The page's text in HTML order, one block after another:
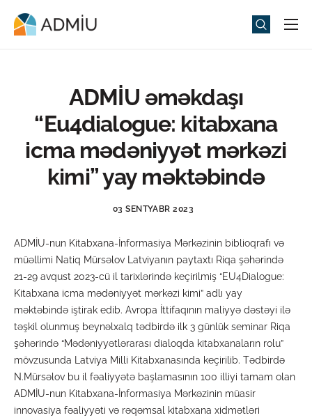
Universitet
Tədbirlər
Universitet həyatı
ADMİU əməkdaşı
“Eu4dialogue: kitabxana
icma mədəniyyət mərkəzi
kimi” yay məktəbində
03 SENTYABR 2023
ADMİU-nun Kitabxana-İnformasiya Mərkəzinin biblioqrafı və
müəllimi Natiq Mürsəlov Latviyanın paytaxtı Riqa şəhərində
21-29 avqust 2023-cü il tarixlərində keçirilmiş “EU4Dialogue:
Kitabxana icma mədəniyyət mərkəzi kimi” adlı yay
məktəbində iştirak edib. Avropa İttifaqının maliyyə dəstəyi ilə
təşkil olunmuş beynəlxalq tədbirdə ilk 3 günlük seminar Riqa
şəhərində “Mədəniyyətlərarası dialoqda kitabxanaların rolu”
mövzusunda Latviya Milli Kitabxanasında keçirilib. Tədbirdə
N.Mürsəlov bu il fəaliyyətə başlamasının 100 illiyi tamam olan
ADMİU-nun Kitabxana-İnformasiya Mərkəzinin müasir
innovasiya fəaliyyəti və rəqəmsal kitabxana xidmətləri